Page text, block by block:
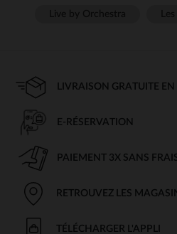
LIVRAISON GRATUITE
E-RÉSERVATION
PAIEMENT 3X SANS
RETROUVEZ LES
TÉLÉCHARGER L'APPLI